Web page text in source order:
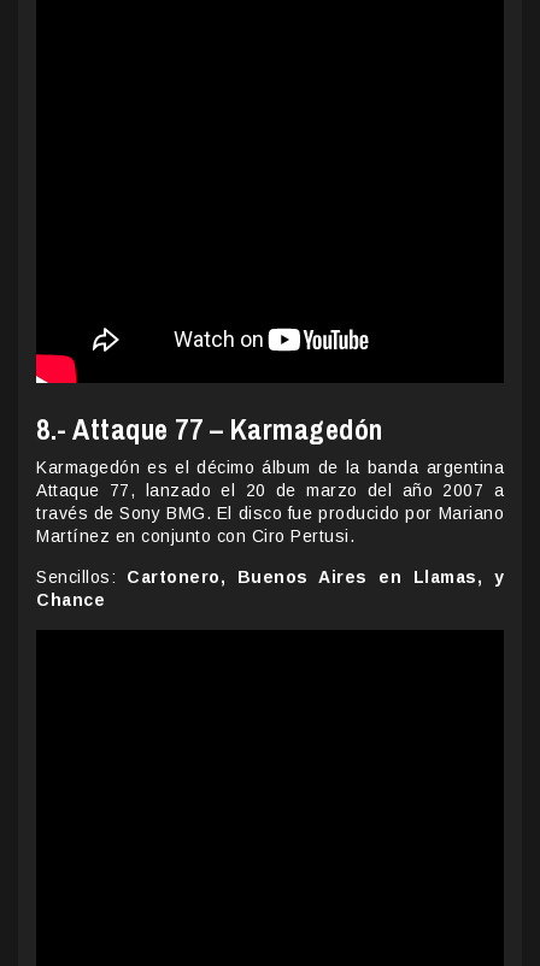
8.- Attaque 77 – Karmagedón
Karmagedón es el décimo álbum de la banda argentina
Attaque 77, lanzado el 20 de marzo del año 2007 a
través de Sony BMG. El disco fue producido por Mariano
Martínez en conjunto con Ciro Pertusi.
Sencillos: Cartonero, Buenos Aires en Llamas, y
Chance